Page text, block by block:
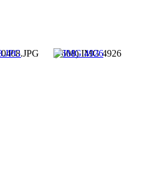
(7608) IMG 4926